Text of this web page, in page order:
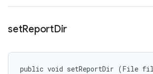
setReportDir
public void setReportDir (File